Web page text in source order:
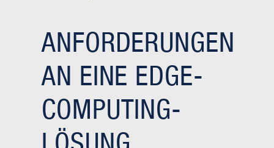
ANFORDERUNGEN
AN EINE EDGE-
COMPUTING-